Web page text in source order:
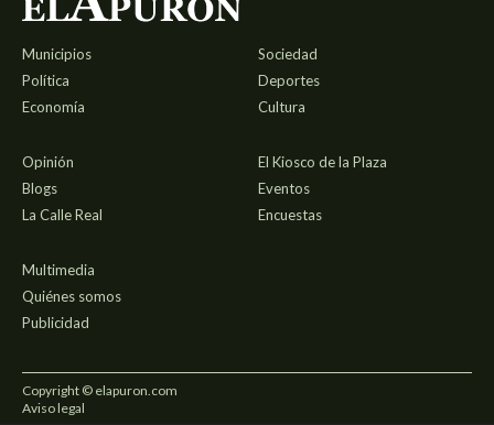
Municipios
Política
Economía
Sociedad
Deportes
Cultura
Opinión
Blogs
La Calle Real
El Kiosco de la Plaza
Eventos
Encuestas
Multimedia
Quiénes somos
Publicidad
Copyright © elapuron.com
Aviso legal